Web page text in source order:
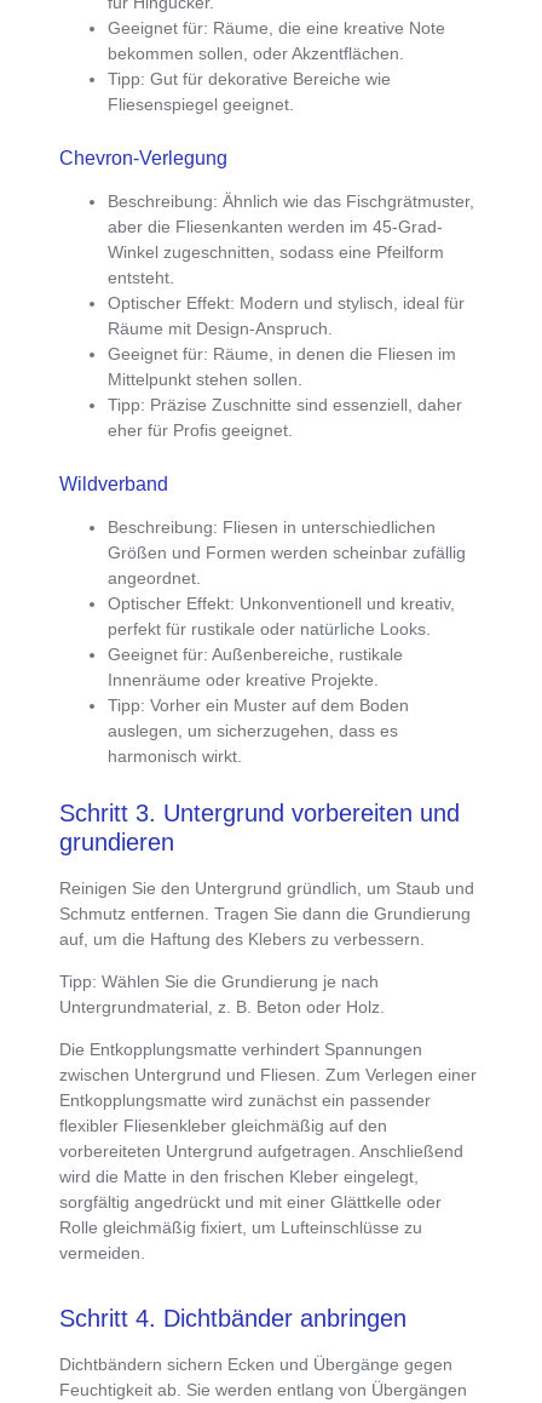
Geeignet für: Räume, die eine kreative Note
bekommen sollen, oder Akzentflächen.
Tipp: Gut für dekorative Bereiche wie
Fliesenspiegel geeignet.
Chevron-Verlegung
Beschreibung: Ähnlich wie das Fischgrätmuster,
aber die Fliesenkanten werden im 45-Grad-
Winkel zugeschnitten, sodass eine Pfeilform
entsteht.
Optischer Effekt: Modern und stylisch, ideal für
Räume mit Design-Anspruch.
Geeignet für: Räume, in denen die Fliesen im
Mittelpunkt stehen sollen.
Tipp: Präzise Zuschnitte sind essenziell, daher
eher für Profis geeignet.
Wildverband
Beschreibung: Fliesen in unterschiedlichen
Größen und Formen werden scheinbar zufällig
angeordnet.
Optischer Effekt: Unkonventionell und kreativ,
perfekt für rustikale oder natürliche Looks.
Geeignet für: Außenbereiche, rustikale
Innenräume oder kreative Projekte.
Tipp: Vorher ein Muster auf dem Boden
auslegen, um sicherzugehen, dass es
harmonisch wirkt.
Schritt 3. Untergrund vorbereiten und
grundieren
Reinigen Sie den Untergrund gründlich, um Staub und
Schmutz entfernen. Tragen Sie dann die Grundierung
auf, um die Haftung des Klebers zu verbessern.
Tipp: Wählen Sie die Grundierung je nach
Untergrundmaterial, z. B. Beton oder Holz.
Die Entkopplungsmatte verhindert Spannungen
zwischen Untergrund und Fliesen. ZumVerlegen einer
Entkopplungsmatte wird zunächst ein passender
flexibler Fliesenkleber gleichmäßig auf den
vorbereiteten Untergrund aufgetragen. Anschließend
wird die Matte in den frischen Kleber eingelegt,
sorgfältig angedrückt und mit einer Glättkelle oder
Rolle gleichmäßig fixiert, um Lufteinschlüsse zu
vermeiden.
Schritt 4. Dichtbänder anbringen
Dichtbändern sichern Ecken und Übergänge gegen
Feuchtigkeit ab . Sie werden entlang von Übergängen